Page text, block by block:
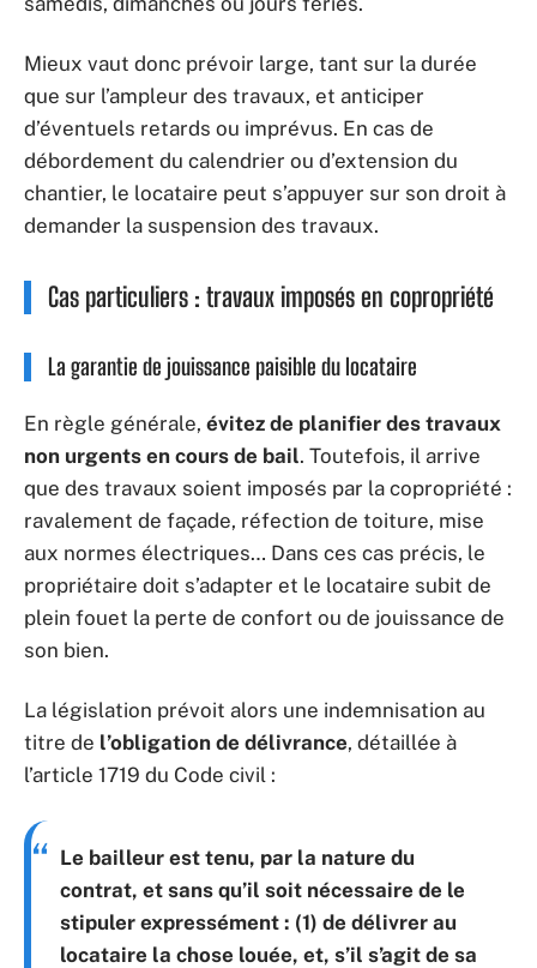
Mieux vaut donc prévoir large, tant sur la durée
que sur l’ampleur des travaux, et anticiper
d’éventuels retards ou imprévus. En cas de
débordement du calendrier ou d’extension du
chantier, le locataire peut s’appuyer sur son droit à
demander la suspension des travaux.
Cas particuliers : travaux imposés en copropriété
La garantie de jouissance paisible du locataire
En règle générale, évitez de planifier des travaux
non urgents en cours de bail. Toutefois, il arrive
que des travaux soient imposés par la copropriété :
ravalement de façade, réfection de toiture, mise
aux normes électriques… Dans ces cas précis, le
propriétaire doit s’adapter et le locataire subit de
plein fouet la perte de confort ou de jouissance de
son bien.
La législation prévoit alors une indemnisation au
titre de l’obligation de délivrance, détaillée à
l’article 1719 du Code civil :
Le bailleur est tenu, par la nature du
contrat, et sans qu’il soit nécessaire de le
stipuler expressément : (1) de délivrer au
locataire la chose louée, et, s’il s’agit de sa